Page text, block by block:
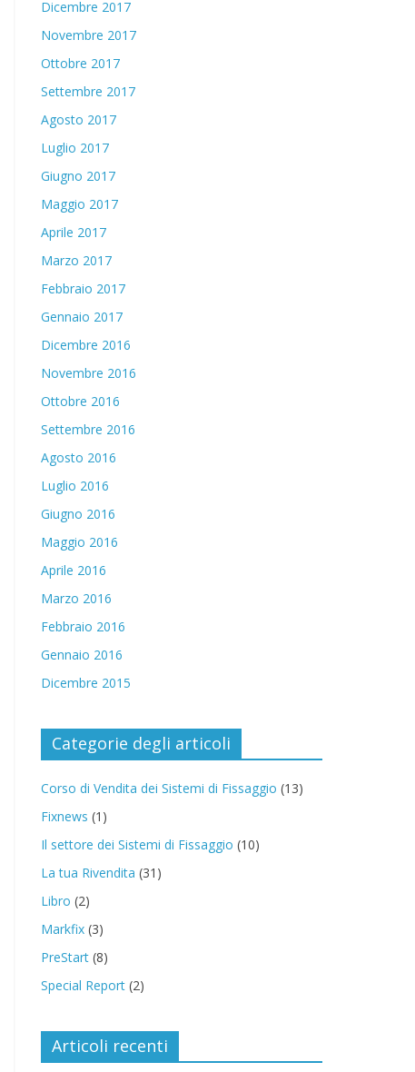
Dicembre 2017
Novembre 2017
Ottobre 2017
Settembre 2017
Agosto 2017
Luglio 2017
Giugno 2017
Maggio 2017
Aprile 2017
Marzo 2017
Febbraio 2017
Gennaio 2017
Dicembre 2016
Novembre 2016
Ottobre 2016
Settembre 2016
Agosto 2016
Luglio 2016
Giugno 2016
Maggio 2016
Aprile 2016
Marzo 2016
Febbraio 2016
Gennaio 2016
Dicembre 2015
Categorie degli articoli
Corso di Vendita dei Sistemi di Fissaggio (13)
Fixnews (1)
Il settore dei Sistemi di Fissaggio (10)
La tua Rivendita (31)
Libro (2)
Markfix (3)
PreStart (8)
Special Report (2)
Articoli recenti